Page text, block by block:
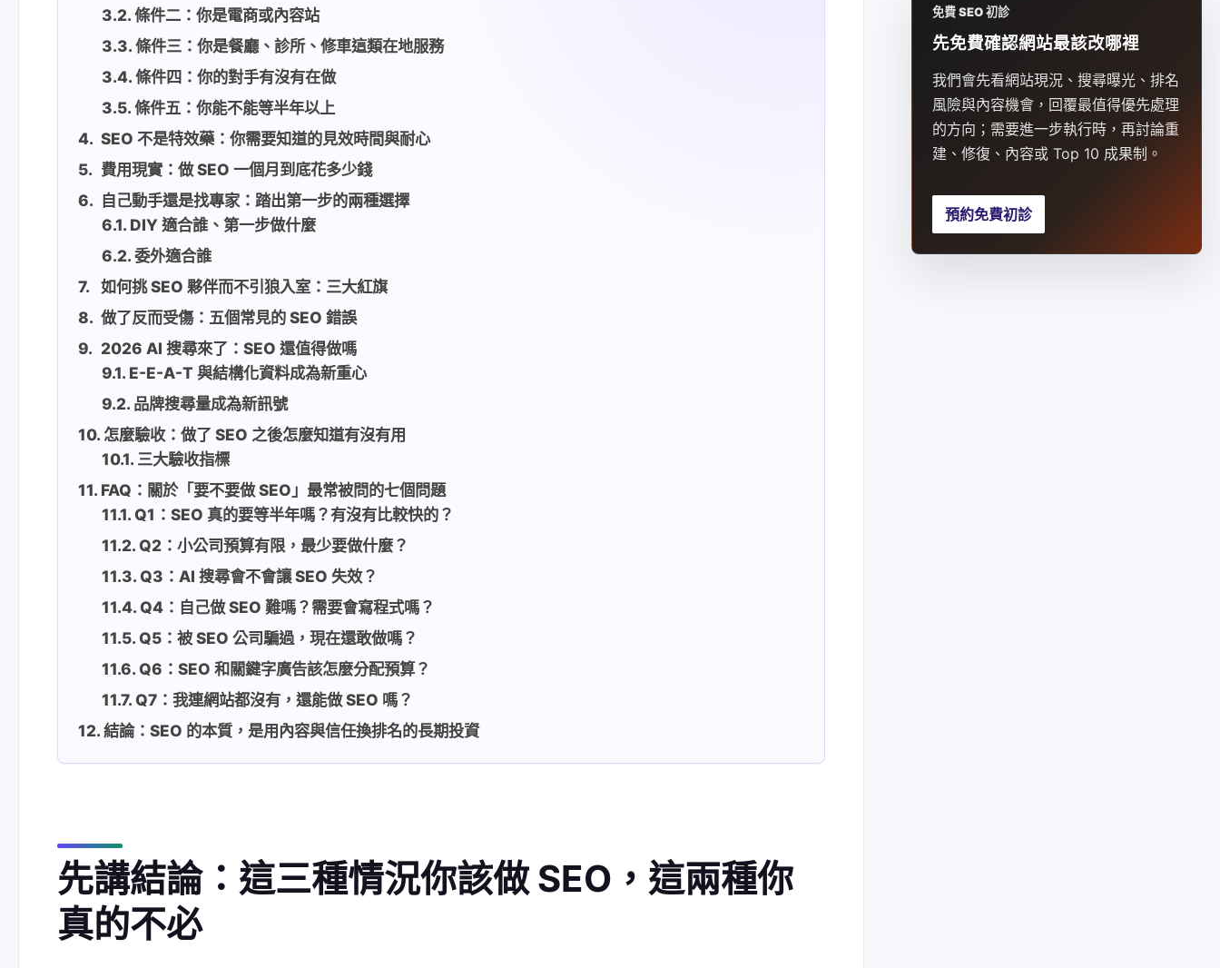
條件二：你是電商或內容站
條件三：你是餐廳、診所、修車這類在地服務
條件四：你的對手有沒有在做
條件五：你能不能等半年以上
SEO 不是特效藥：你需要知道的見效時間與耐心
費用現實：做 SEO 一個月到底花多少錢
自己動手還是找專家：踏出第一步的兩種選擇
DIY 適合誰、第一步做什麼
委外適合誰
如何挑 SEO 夥伴而不引狼入室：三大紅旗
做了反而受傷：五個常見的 SEO 錯誤
2026 AI 搜尋來了：SEO 還值得做嗎
E-E-A-T 與結構化資料成為新重心
品牌搜尋量成為新訊號
怎麼驗收：做了 SEO 之後怎麼知道有沒有用
三大驗收指標
FAQ：關於「要不要做 SEO」最常被問的七個問題
Q1：SEO 真的要等半年嗎？有沒有比較快的？
Q2：小公司預算有限，最少要做什麼？
Q3：AI 搜尋會不會讓 SEO 失效？
Q4：自己做 SEO 難嗎？需要會寫程式嗎？
Q5：被 SEO 公司騙過，現在還敢做嗎？
Q6：SEO 和關鍵字廣告該怎麼分配預算？
Q7：我連網站都沒有，還能做 SEO 嗎？
結論：SEO 的本質，是用內容與信任換排名的長期投資
先講結論：這三種情況你該做 SEO，這兩種你
真的不必
免費 SEO 初診
先免費確認網站最該改哪裡
我們會先看網站現況、搜尋曝光、排名
風險與內容機會，回覆最值得優先處理
的方向；需要進一步執行時，再討論重
建、修復、內容或 Top 10 成果制。
預約免費初診